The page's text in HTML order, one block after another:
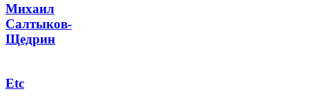
Михаил
Салтыков-
Щедрин
Etc